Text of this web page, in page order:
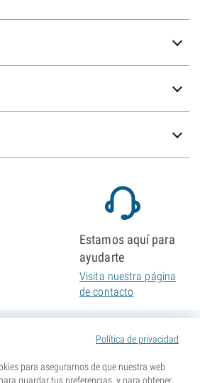
Política de privacidad
para asegurarnos de que nuestra web
guardar tus preferencias, y para obtener
Estamos aquí para
ayudarte
Visita nuestra página
de contacto